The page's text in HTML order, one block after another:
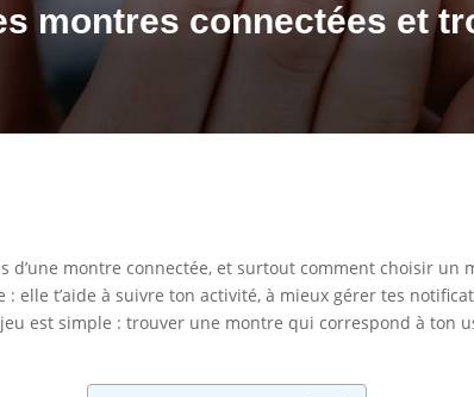
montres connectées et
d’une montre connectée, et surtout comment choisir
elle t’aide à suivre ton activité, à mieux gérer tes
est simple : trouver une montre qui correspond à ton